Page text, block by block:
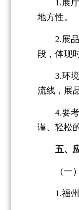
1.展厅
地方性。
2.展品
段，体现
3.环境
流线，展
4.要考
谨、轻松
五、应
（一）
1.福州